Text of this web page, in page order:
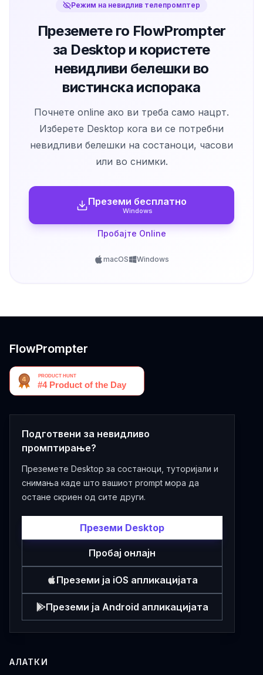
Режим на невидлив телепромптер
Преземете го FlowPrompter
за Desktop и користете
невидливи белешки во
вистинска испорака
Почнете online ако ви треба само нацрт.
Изберете Desktop кога ви се потребни
невидливи белешки на состаноци, часови
или во снимки.
Преземи бесплатно
Windows
Пробајте Online
macOS Windows
FlowPrompter
Подготвени за невидливо
промптирање?
Преземете Desktop за состаноци, туторијали и
снимања каде што вашиот prompt мора да
остане скриен од сите други.
Преземи Desktop
Пробај онлајн
Преземи ја iOS апликацијата
Преземи ја Android апликацијата
АЛАТКИ